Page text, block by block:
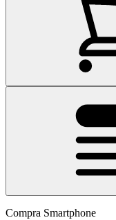
Compra Smartphone